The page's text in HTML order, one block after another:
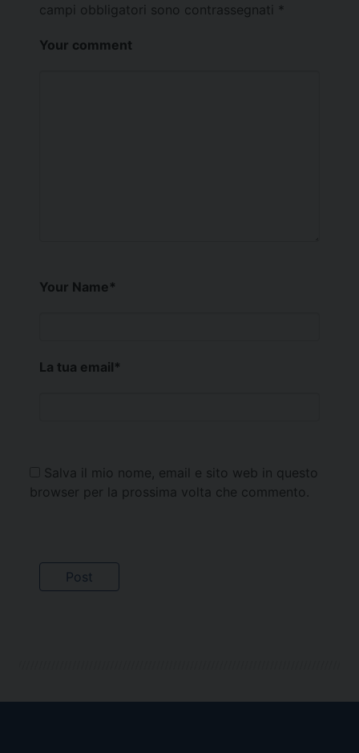
campi obbligatori sono contrassegnati *
Your comment
Your Name*
La tua email*
Salva il mio nome, email e sito web in questo
browser per la prossima volta che commento.